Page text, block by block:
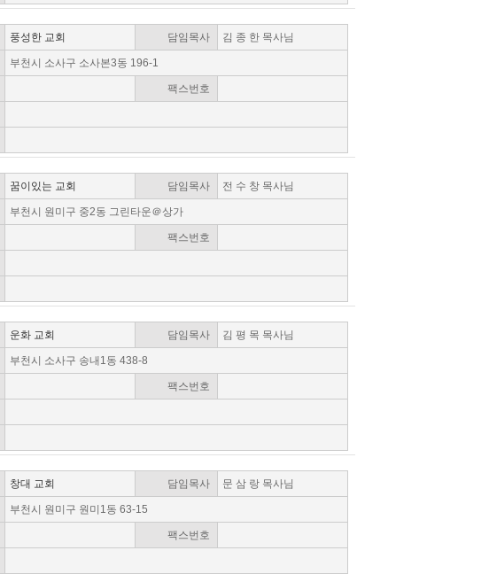
풍성한 교회 담임목사 김 종 한 목사님
부천시 소사구 소사본3동 196-1
팩스번호
꿈이있는 교회 담임목사 전 수 창 목사님
부천시 원미구 중2동 그린타운＠상가
팩스번호
운화 교회 담임목사 김 평 목 목사님
부천시 소사구 송내1동 438-8
팩스번호
창대 교회 담임목사 문 삼 랑 목사님
부천시 원미구 원미1동 63-15
팩스번호